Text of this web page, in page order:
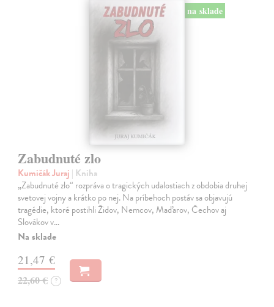
na sklade
Zabudnuté zlo
Kumičák Juraj | Kniha
„Zabudnuté zlo“ rozpráva o tragických udalostiach z obdobia druhej
svetovej vojny a krátko po nej. Na príbehoch postáv sa objavujú
tragédie, ktoré postihli Židov, Nemcov, Maďarov, Čechov aj
Slovákov v…
Na sklade
21,47 €
22,60 € ?